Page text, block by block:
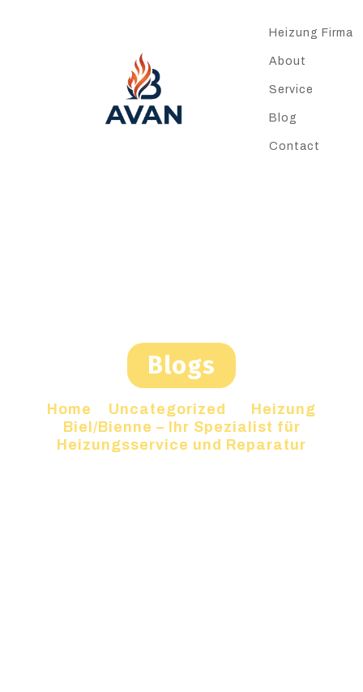
Heizung Firma
About
Service
Blog
Contact
Blogs
Home Uncategorized
Heizung
Biel/Bienne – Ihr Spezialist für
Heizungsservice und Reparatur